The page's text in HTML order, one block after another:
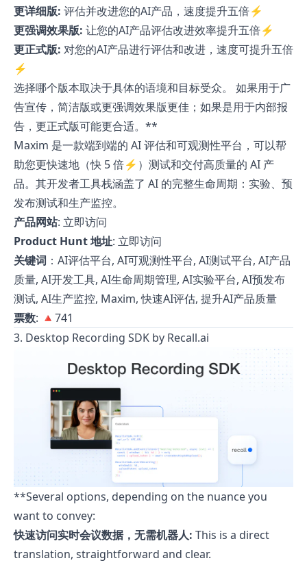
更详细版: 评估并改进您的AI产品，速度提升五倍⚡️
更强调效果版: 让您的AI产品评估改进效率提升五倍⚡️
更正式版: 对您的AI产品进行评估和改进，速度可提升五倍
⚡️
选择哪个版本取决于具体的语境和目标受众。 如果用于广
告宣传，简洁版或更强调效果版更佳；如果是用于内部报
告，更正式版可能更合适。**
Maxim 是一款端到端的 AI 评估和可观测性平台，可以帮
助您更快速地（快 5 倍⚡️）测试和交付高质量的 AI 产
品。其开发者工具栈涵盖了 AI 的完整生命周期：实验、预
发布测试和生产监控。
产品网站: 立即访问
Product Hunt 地址: 立即访问
关键词 ：AI评估平台, AI可观测性平台, AI测试平台, AI产品
质量, AI开发工具, AI生命周期管理, AI实验平台, AI预发布
测试, AI生产监控, Maxim, 快速AI评估, 提升AI产品质量
票数: 🔺741
3. Desktop Recording SDK by Recall.ai
**Several options, depending on the nuance you
want to convey:
快速访问实时会议数据，无需机器人: This is a direct
translation, straightforward and clear.